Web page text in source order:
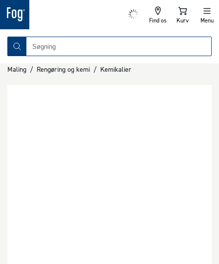
Find os Kurv Menu
Maling / Rengøring og kemi / Kemikalier